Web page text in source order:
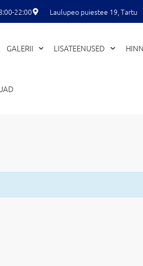
22:00 Laulupeo puiestee 19, Tartu
GALERII LISATEENUSED